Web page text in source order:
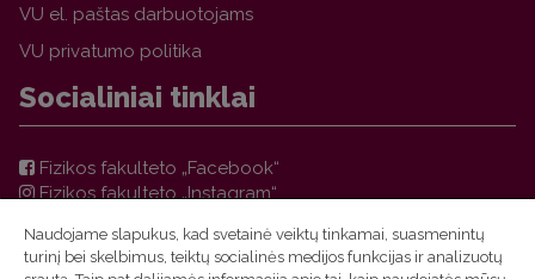
VU el. paštas darbuotojams
VU privatumo politika
Socialiniai tinklai
Fizikos fakulteto „Facebook“
Fizikos fakulteto „Instagram“
VU FF TFAI Molėtų astronomijos observatorijos
„Facebook“
Naudojame slapukus, kad svetainė veiktų tinkamai, suasmenintų
turinį bei skelbimus, teiktų socialinės medijos funkcijas ir analizuotų